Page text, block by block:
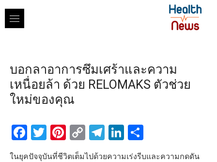
content
บอกลาอาการซึมเศร้าและความ
เหนื่อยล้า ด้วย RELOMAKS ตัวช่วย
ใหม่ของคุณ
Facebook
Twitter
Pinterest
Copy
Link
Telegram
LinkedIn
ในยุคปัจจุบันที่ชีวิตเต็มไปด้วยความเร่งรีบและความกดดัน